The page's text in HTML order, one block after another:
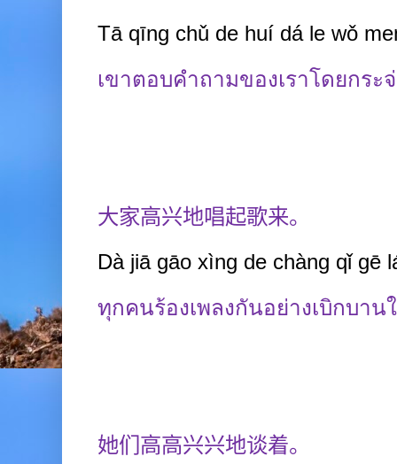
Tā qīng chǔ de huí dá le wǒ
เขาตอบคำถามของเราโดยกระ
大家高兴地唱起歌来。
Dà jiā gāo xìng de chàng qǐ gē
ทุกคนร้องเพลงกันอย่างเบิกบาน
她们高高兴兴地谈着。